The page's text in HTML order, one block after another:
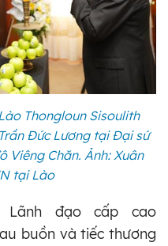
Thongloun Sisoulith
Đức Lương tại Đại sứ
Viêng Chăn. Ảnh: Xuân
tại Lào
Lãnh đạo cấp cao
buồn và tiếc thương